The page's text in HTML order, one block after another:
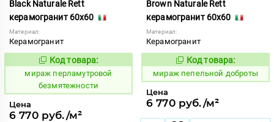
Black Naturale Rett
керамогранит 60x60
Материал:
Керамогранит
993254
Код товара:
мираж перламутровой
безмятежности
Цена
6 770 руб./м²
Brown Naturale Rett
керамогранит 60x60
Материал:
Керамогранит
993247
Код товара:
мираж пепельной доброты
Цена
6 770 руб./м²